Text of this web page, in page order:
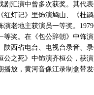
汇演中曾多次获奖。其代
红灯记》里饰演鸠山、《杜
演老地主获演员一等奖。
奖。在《包公辞朝》中饰
陕西省电台、电视台录音、
公之死》中饰演齐桓公，获
放，黄河音像江录制盒带